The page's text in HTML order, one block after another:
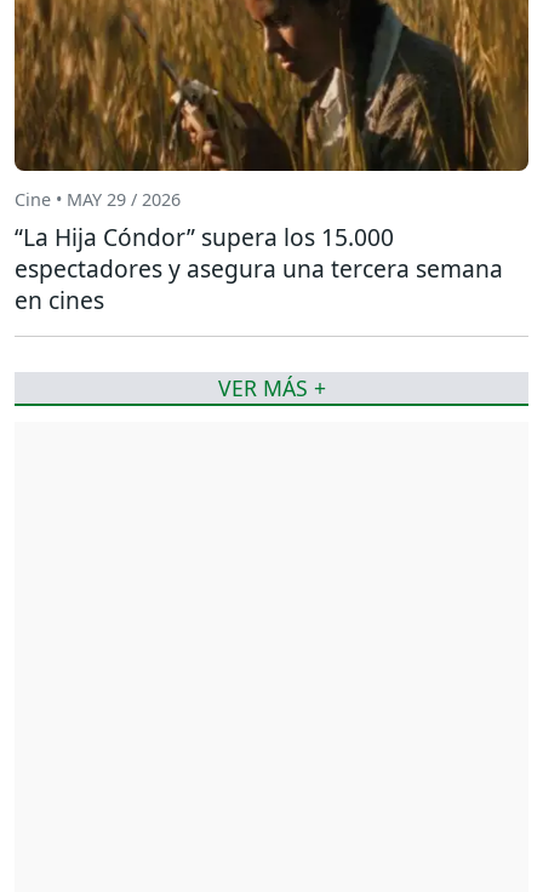
Cine • MAY 29 / 2026
“La Hija Cóndor” supera los 15.000
espectadores y asegura una tercera semana
en cines
VER MÁS +